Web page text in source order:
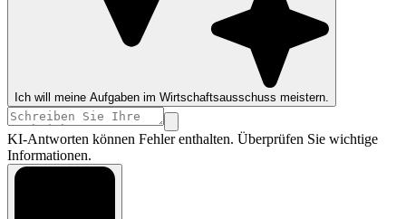
Ich will meine Aufgaben im Wirtschaftsausschuss meistern.
KI-Antworten können Fehler enthalten. Überprüfen Sie wichtige
Informationen.